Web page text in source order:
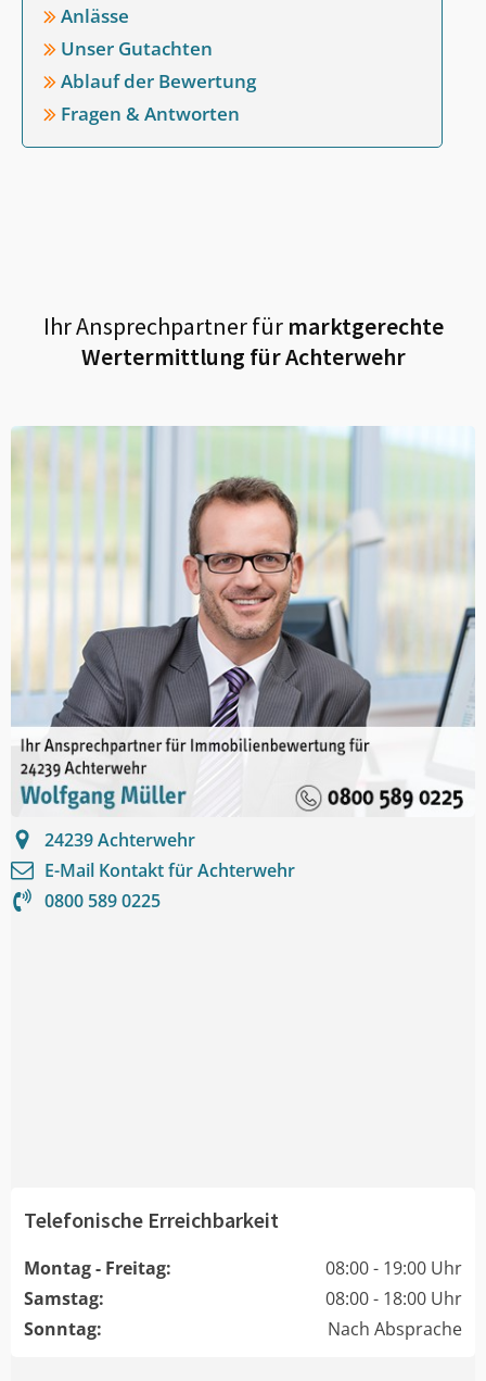
Anlässe
Unser Gutachten
Ablauf der Bewertung
Fragen & Antworten
Ihr Ansprechpartner fürmarktgerechte
Wertermittlung fürAchterwehr
24239Achterwehr
E-Mail Kontakt fürAchterwehr
0800 589 0225
Telefonische Erreichbarkeit
Montag - Freitag:
08:00 - 19:00 Uhr
Samstag:
08:00 - 18:00 Uhr
Sonntag:
Nach Absprache